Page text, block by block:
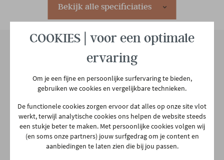
Bekijk alle specificiaties
ZWART
Hoofdmateriaal Hout
Metaal
Woonstijl
Landelijk
Industrieel
Onze winkel
Aarschotsesteenweg 151
03 480 42 26
info@gerowonen.be
Ma
10:00 - 18:30
COOKIES | voor een optimale
ervaring
Om je een fijne en persoonlijke surfervaring te bieden,
gebruiken we cookies en vergelijkbare technieken.
De functionele cookies zorgen ervoor dat alles op onze site vlot
werkt, terwijl analytische cookies ons helpen de website steeds
een stukje beter te maken. Met persoonlijke cookies volgen wij
(en soms onze partners) jouw surfgedrag om je content en
aanbiedingen te laten zien die bij jou passen.